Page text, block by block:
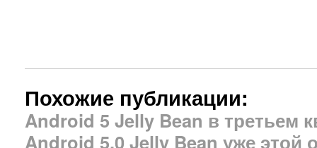
Похожие публикации:
Android 5 Jelly Bean в третьем
Android 5.0 Jelly Bean уже этой